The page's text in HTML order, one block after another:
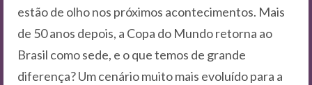
estão de olho nos próximos acontecimentos. Mais
de 50 anos depois, a Copa do Mundo retorna ao
Brasil como sede, e o que temos de grande
diferença? Um cenário muito mais evoluído para a